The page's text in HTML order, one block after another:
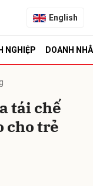
English
NGHIỆP DOANH
tái chế
cho trẻ